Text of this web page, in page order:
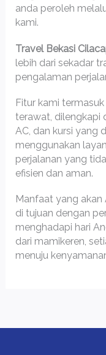
anda peroleh
kami.
Travel Bekasi
lebih dari sekadar
pengalaman
Fitur kami
terawat, dilengkapi
AC, dan kursi yang
menggunakan
perjalanan yang
efisien dan aman.
Manfaat yang akan
di tujuan dengan
menghadapi hari
dari mamikeren,
menuju